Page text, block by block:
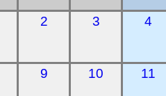
2 3 4
9 10 11